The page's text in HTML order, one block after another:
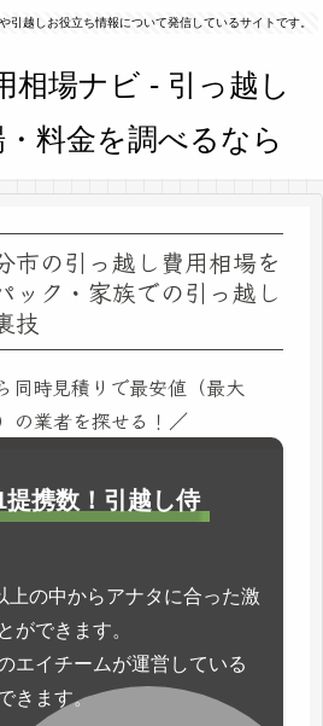
引越しお役立ち情報について発信しているサイトです。
市の引っ越し費用相場を
ック・家族での引っ越し
技
同時見積りで最安値（最大
の業者を探せる！／
携数！引越し侍
上の中からアナタに合った激
ができます。
エイチームが運営している
きます。